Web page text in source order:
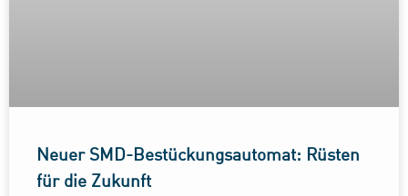
Neuer SMD-Bestückungsautomat: Rüsten
für die Zukunft